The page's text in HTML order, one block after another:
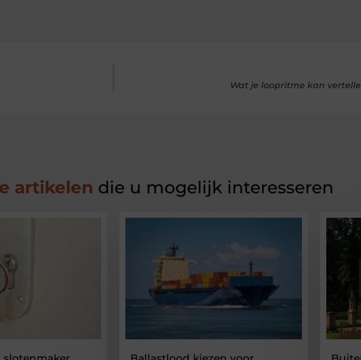
Wat je loopritme kan
artikelen die u mogelijk interesseren